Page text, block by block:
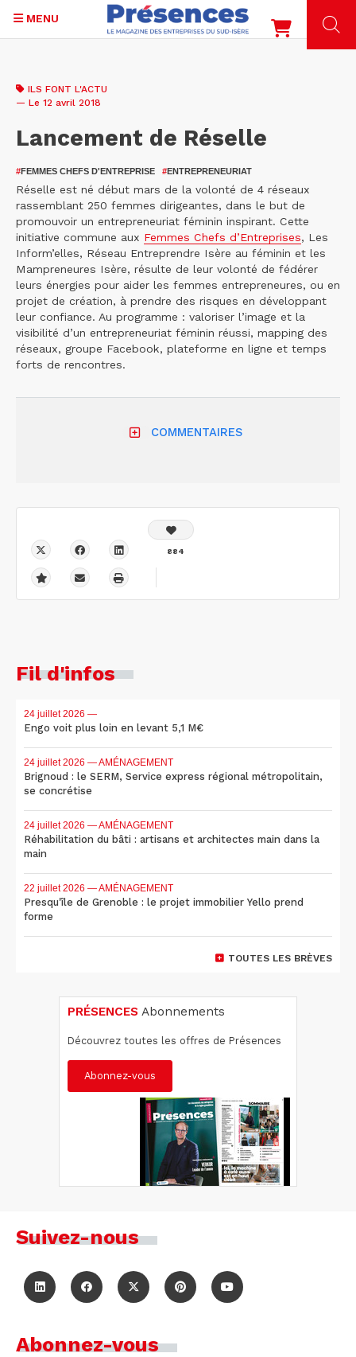
contenu
MENU
ILS FONT L'ACTU
— Le 12 avril 2018
Lancement de Réselle
#FEMMES CHEFS D'ENTREPRISE #ENTREPRENEURIAT
Réselle est né début mars de la volonté de 4 réseaux
rassemblant 250 femmes dirigeantes, dans le but de
promouvoir un entrepreneuriat féminin inspirant. Cette
initiative commune aux Femmes Chefs d’Entreprises, Les
Inform’elles, Réseau Entreprendre Isère au féminin et les
Mampreneures Isère, résulte de leur volonté de fédérer
leurs énergies pour aider les femmes entrepreneures, ou en
projet de création, à prendre des risques en développant
leur confiance. Au programme : valoriser l’image et la
visibilité d’un entrepreneuriat féminin réussi, mapping des
réseaux, groupe Facebook, plateforme en ligne et temps
forts de rencontres.
COMMENTAIRES
884
Fil d'infos
24 juillet 2026 —
Engo voit plus loin en levant 5,1 M€
24 juillet 2026 — AMÉNAGEMENT
Brignoud : le SERM, Service express régional métropolitain,
se concrétise
24 juillet 2026 — AMÉNAGEMENT
Réhabilitation du bâti : artisans et architectes main dans la
main
22 juillet 2026 — AMÉNAGEMENT
Presqu'île de Grenoble : le projet immobilier Yello prend
forme
TOUTES LES BRÈVES
PRÉSENCES Abonnements
Découvrez toutes les offres de Présences
Abonnez-vous
Suivez-nous
Abonnez-vous